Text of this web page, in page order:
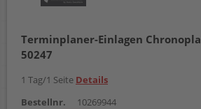
Terminplaner-Einlagen
50247
1 Tag/1 Seite Details
Bestellnr.
10269944